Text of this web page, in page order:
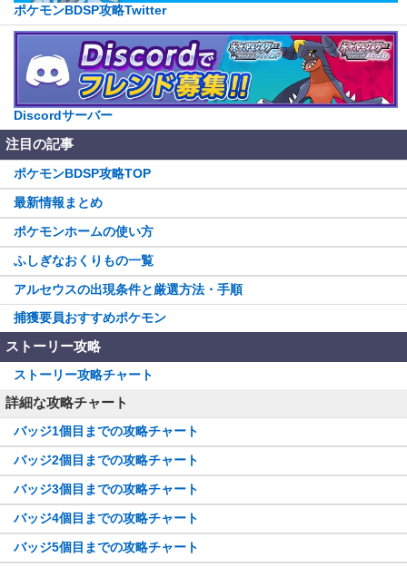
ポケモンBDSP攻略Twitter
Discordサーバー
注目の記事
ポケモンBDSP攻略TOP
最新情報まとめ
ポケモンホームの使い方
ふしぎなおくりもの一覧
アルセウスの出現条件と厳選方法・手順
捕獲要員おすすめポケモン
ストーリー攻略
ストーリー攻略チャート
詳細な攻略チャート
バッジ1個目までの攻略チャート
バッジ2個目までの攻略チャート
バッジ3個目までの攻略チャート
バッジ4個目までの攻略チャート
バッジ5個目までの攻略チャート